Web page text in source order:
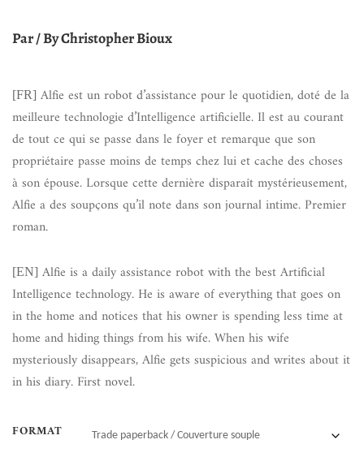
Par / By Christopher Bioux
[FR] Alfie est un robot d’assistance pour le quotidien, doté de la
meilleure technologie d’Intelligence artificielle. Il est au courant
de tout ce qui se passe dans le foyer et remarque que son
propriétaire passe moins de temps chez lui et cache des choses
à son épouse. Lorsque cette dernière disparaît mystérieusement,
Alfie a des soupçons qu’il note dans son journal intime. Premier
roman.
[EN] Alfie is a daily assistance robot with the best Artificial
Intelligence technology. He is aware of everything that goes on
in the home and notices that his owner is spending less time at
home and hiding things from his wife. When his wife
mysteriously disappears, Alfie gets suspicious and writes about it
in his diary. First novel.
FORMAT